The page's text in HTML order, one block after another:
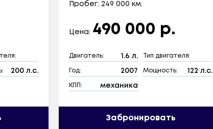
200 л.с.
Пробег: 249 000 км.
Цена: 490 000 р.
Двигатель: 1.6 л. Тип двигателя:
Год: 2007 Мощность: 122 л.с.
КПП: механика
Забронировать